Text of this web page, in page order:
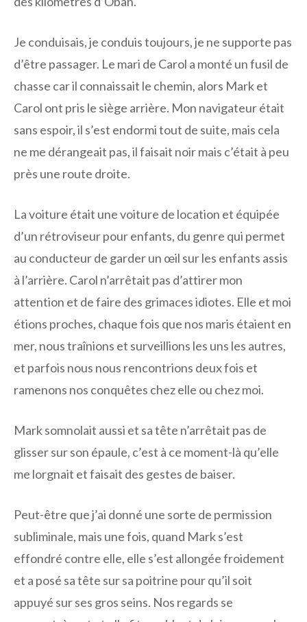
Je conduisais, je conduis toujours, je ne supporte pas
d’être passager. Le mari de Carol a monté un fusil de
chasse car il connaissait le chemin, alors Mark et
Carol ont pris le siège arrière. Mon navigateur était
sans espoir, il s’est endormi tout de suite, mais cela
ne me dérangeait pas, il faisait noir mais c’était à peu
près une route droite.
La voiture était une voiture de location et équipée
d’un rétroviseur pour enfants, du genre qui permet
au conducteur de garder un œil sur les enfants assis
à l’arrière. Carol n’arrêtait pas d’attirer mon
attention et de faire des grimaces idiotes. Elle et moi
étions proches, chaque fois que nos maris étaient en
mer, nous traînions et surveillions les uns les autres,
et parfois nous nous rencontrions deux fois et
ramenons nos conquêtes chez elle ou chez moi.
Mark somnolait aussi et sa tête n’arrêtait pas de
glisser sur son épaule, c’est à ce moment-là qu’elle
me lorgnait et faisait des gestes de baiser.
Peut-être que j’ai donné une sorte de permission
subliminale, mais une fois, quand Mark s’est
effondré contre elle, elle s’est allongée froidement
et a posé sa tête sur sa poitrine pour qu’il soit
appuyé sur ses gros seins. Nos regards se